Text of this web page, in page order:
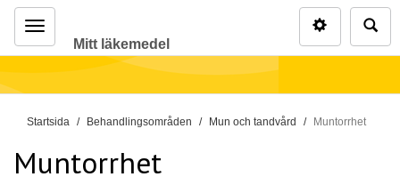
Meny Mitt läkemedel
D
ä
Startsida Behandlingsområden Mun och tandvård Muntorrhet
Muntorrhet